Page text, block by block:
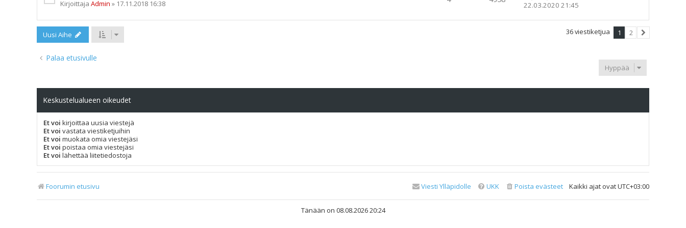
Kirjoittaja Admin » 17.11.2018 16:38
22.03.2020 21:45
Uusi Aihe 36 viestiketjua 1
2
Palaa etusivulle
Hyppää
Keskustelualueen oikeudet
Et voi kirjoittaa uusia viestejä
Et voi vastata viestiketjuihin
Et voi muokata omia viestejäsi
Et voi poistaa omia viestejäsi
Et voi lähettää liitetiedostoja
Foorumin etusivu Kaikki ajat ovatUTC+03:00
Poista evästeet
UKK
Viesti Ylläpidolle
Tänään on 08.08.2026 20:24